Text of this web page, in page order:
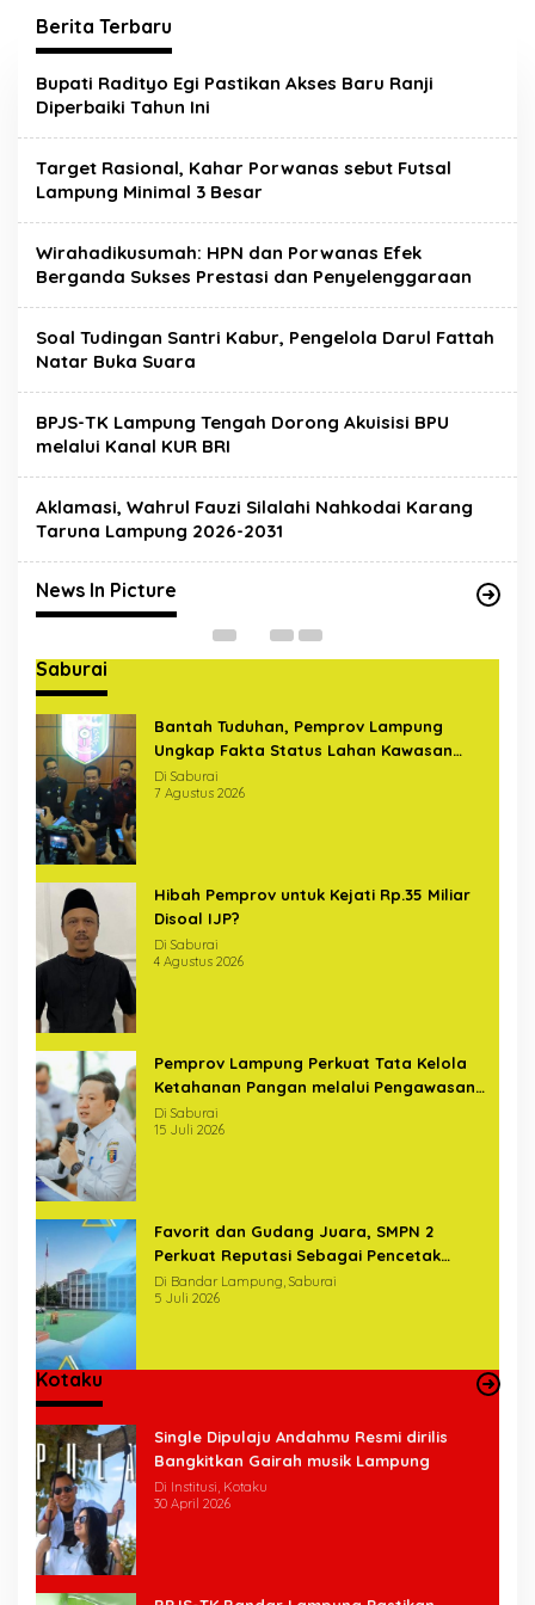
Berita Terbaru
Metropolis.co.id
Bupati Radityo Egi Pastikan Akses Baru Ranji
Diperbaiki Tahun Ini
Target Rasional, Kahar Porwanas sebut Futsal
Lampung Minimal 3 Besar
Wirahadikusumah: HPN dan Porwanas Efek
Berganda Sukses Prestasi dan Penyelenggaraan
Soal Tudingan Santri Kabur, Pengelola Darul Fattah
Natar Buka Suara
BPJS-TK Lampung Tengah Dorong Akuisisi BPU
melalui Kanal KUR BRI
Aklamasi, Wahrul Fauzi Silalahi Nahkodai Karang
Taruna Lampung 2026-2031
News In Picture
Satgas Gabungan Covid-19
Sterilkan Pelintas di Bundaran
Hajimena Lampung
Di News In Picture
Saburai
Bantah Tuduhan, Pemprov Lampung
Ungkap Fakta Status Lahan Kawasan
Ryacudu
Di Saburai
7 Agustus 2026
Hibah Pemprov untuk Kejati Rp.35 Miliar
Disoal IJP?
Di Saburai
4 Agustus 2026
Pemprov Lampung Perkuat Tata Kelola
Ketahanan Pangan melalui Pengawasan
Terintegrasi Bersama BPKP
Di Saburai
15 Juli 2026
Favorit dan Gudang Juara, SMPN 2
Perkuat Reputasi Sebagai Pencetak
Generasi Unggul
Di Bandar Lampung, Saburai
5 Juli 2026
Kotaku
Single Dipulaju Andahmu Resmi dirilis
Bangkitkan Gairah musik Lampung
Di Institusi, Kotaku
30 April 2026